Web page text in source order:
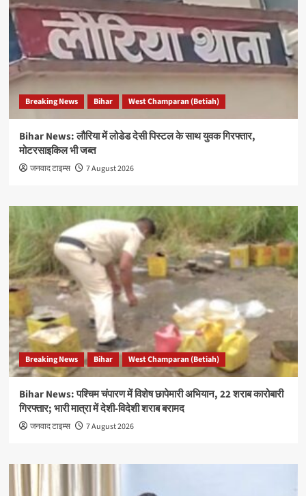
Breaking News Bihar West Champaran (Betiah)
Bihar News: लौरिया में लोडेड देसी पिस्टल के साथ युवक गिरफ्तार,
मोटरसाइकिल भी जब्त
जनवाद टाइम्स 7 August 2026
Breaking News Bihar West Champaran (Betiah)
Bihar News: पश्चिम चंपारण में विशेष छापेमारी अभियान, 22 शराब कारोबारी
गिरफ्तार; भारी मात्रा में देशी-विदेशी शराब बरामद
जनवाद टाइम्स 7 August 2026